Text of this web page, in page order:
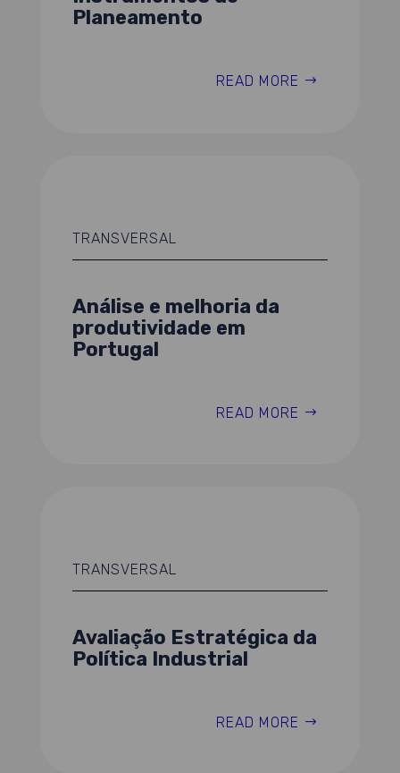
Planeamento
READ MORE
TRANSVERSAL
Análise e melhoria da
produtividade em
Portugal
READ MORE
TRANSVERSAL
Avaliação Estratégica da
Política Industrial
READ MORE